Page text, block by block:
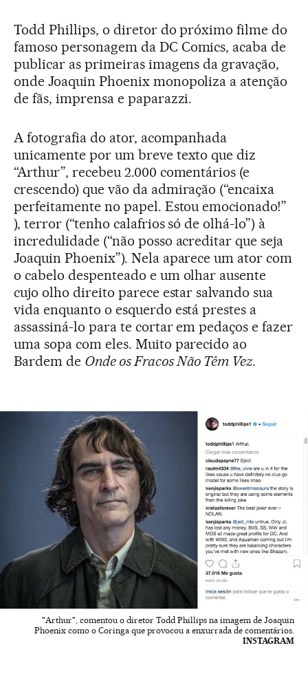
Todd Phillips, o diretor do próximo filme do
famoso personagem da DC Comics, acaba de
publicar as primeiras imagens da gravação,
onde Joaquin Phoenix monopoliza a atenção
de fãs, imprensa e paparazzi.
A fotografia do ator, acompanhada
unicamente por um breve texto que diz
“Arthur”, recebeu 2.000 comentários (e
crescendo) que vão da admiração (“encaixa
perfeitamente no papel. Estou emocionado!”
), terror (“tenho calafrios só de olhá-lo”) à
incredulidade (“não posso acreditar que seja
Joaquin Phoenix”). Nela aparece um ator com
o cabelo despenteado e um olhar ausente
cujo olho direito parece estar salvando sua
vida enquanto o esquerdo está prestes a
assassiná-lo para te cortar em pedaços e fazer
uma sopa com eles. Muito parecido ao
Bardem de Onde os Fracos Não Têm Vez.
"Arthur", comentou o diretor Todd Phillips na imagem de Joaquin
Phoenix como o Coringa que provocou a enxurrada de comentários.
INSTAGRAM